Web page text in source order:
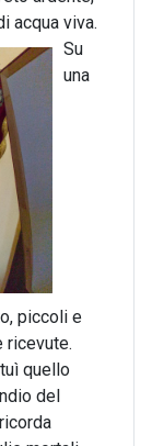
acqua viva.
Su
una
piccoli e
ricevute.
quello
del